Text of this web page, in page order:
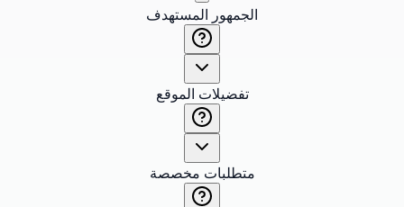
الجمهور المستهدف
تفضيلات الموقع
متطلبات مخصصة